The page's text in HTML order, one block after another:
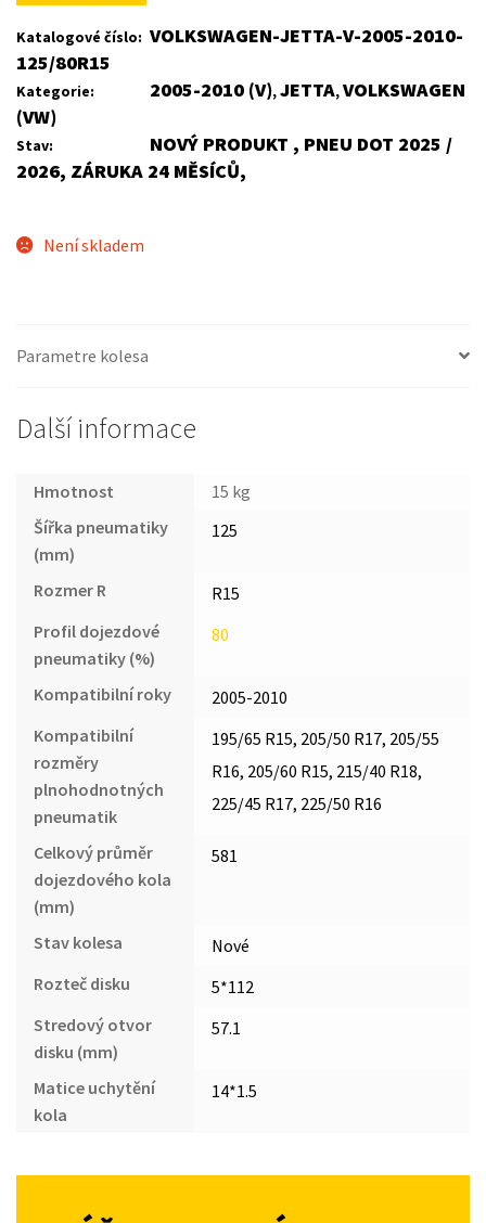
4
3
Katalogové číslo: VOLKSWAGEN-JETTA-V-2005-2010-
125/80R15
Kategorie: 2005-2010 (V),JETTA,VOLKSWAGEN
(VW)
Stav:
NOVÝ PRODUKT , PNEU DOT 2025 /
2026, ZÁRUKA 24 MĚSÍCŮ,
Není skladem
Parametre kolesa
Další informace
Hmotnost
15 kg
Šířka pneumatiky
(mm)
125
Rozmer R
R15
Profil dojezdové
pneumatiky (%)
80
Kompatibilní roky
2005-2010
Kompatibilní
rozměry
plnohodnotných
pneumatik
195/65 R15, 205/50 R17, 205/55
R16, 205/60 R15, 215/40 R18,
225/45 R17, 225/50 R16
Celkový průměr
dojezdového kola
(mm)
581
Stav kolesa
Nové
Rozteč disku
5*112
Stredový otvor
disku (mm)
57.1
Matice uchytění
kola
14*1.5